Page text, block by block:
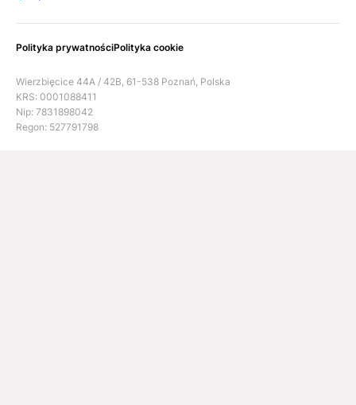
Polityka prywatnościPolityka cookie
Wierzbięcice 44A / 42B, 61-538 Poznań, Polska
KRS: 0001088411
Nip: 7831898042
Regon: 527791798